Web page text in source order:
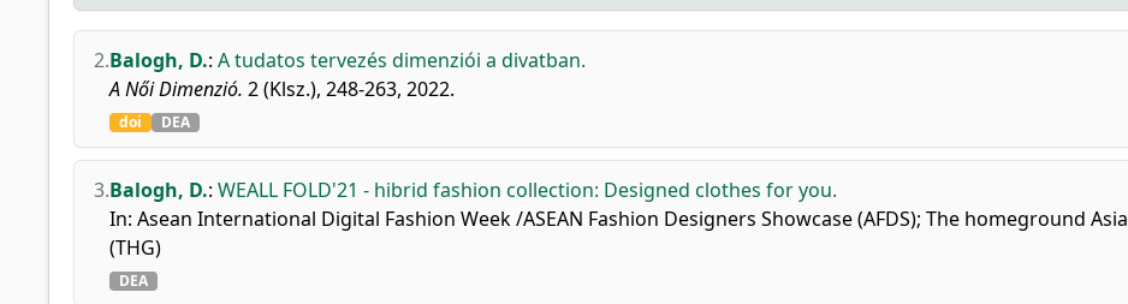
2.Balogh, D.: A tudatos tervezés dimenziói a divatban.
A Női Dimenzió. 2 (Klsz.), 248-263, 2022.
doi DEA
3.Balogh, D.: WEALL FOLD'21 - hibrid fashion collection: Designed clothes for you.
In: Asean International Digital Fashion Week /ASEAN Fashion Designers Showcase (AFDS); The homeground Asia
(THG)
DEA